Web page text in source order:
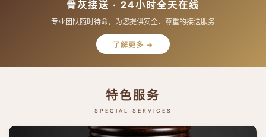
骨灰接送 · 24小时全天在线
专业团队随时待命，为您提供安全、尊重的接送服务
了解更多 →
特色服务
SPECIAL SERVICES